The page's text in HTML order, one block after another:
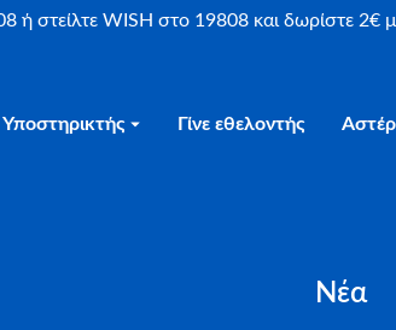
ή στείλτε WISH στο 19808 και δωρίστε 2€
Υποστηρικτής Γίνε εθελοντής
Νέα